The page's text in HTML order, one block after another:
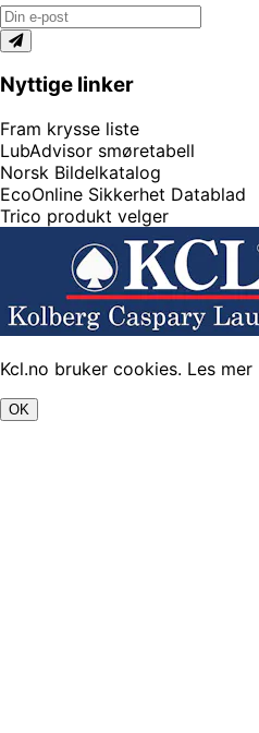
Nyttige linker
Fram krysse liste
LubAdvisor smøretabell
Norsk Bildelkatalog
EcoOnline Sikkerhet Datablad
Trico produkt velger
Kcl.no bruker cookies. Les mer
OK